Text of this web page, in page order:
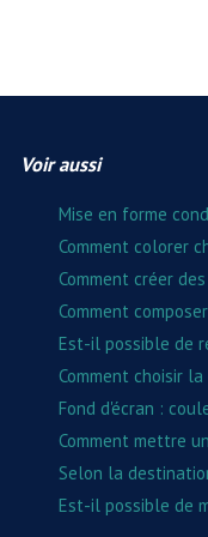
Voir aussi
Mise en forme
Comment colorer
Comment créer
Comment
Est-il possible de
Comment choisir
Fond d'écran :
Comment mettre
Selon la
Est-il possible de